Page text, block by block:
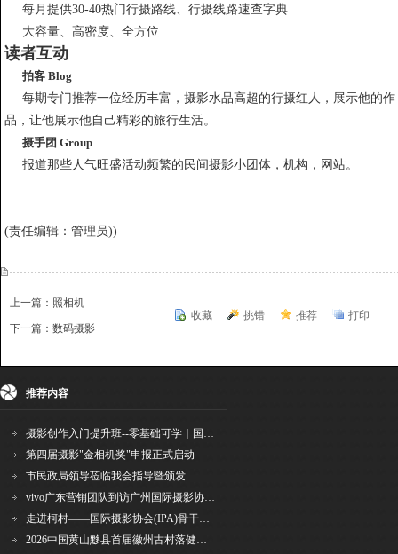
每月提供30-40热门行摄路线、行摄线路速查字典
大容量、高密度、全方位
读者互动
拍客 Blog
每期专门推荐一位经历丰富，摄影水品高超的行摄红人，展示他的作
品，让他展示他自己精彩的旅行生活。
摄手团 Group
报道那些人气旺盛活动频繁的民间摄影小团体，机构，网站。
(责任编辑：管理员))
上一篇：照相机
下一篇：数码摄影
收藏 挑错 推荐 打印
推荐内容
摄影创作入门提升班--零基础可学｜国际评委授课｜手机·相机均可｜AI工具｜摄影比赛指
第四届摄影"金相机奖"申报正式启动
市民政局领导莅临我会指导暨颁发
vivo广东营销团队到访广州国际摄影协会 共商合作事宜
走进柯村——国际摄影协会(IPA)骨干采风安徽行之6
2026中国黄山黟县首届徽州古村落健康跑圆满举行